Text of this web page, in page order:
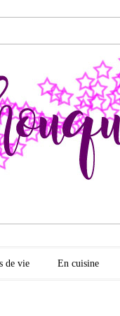
de vie En cuisine